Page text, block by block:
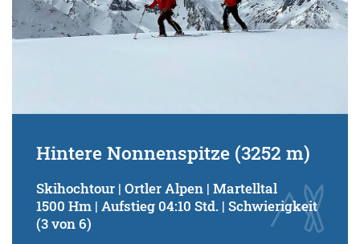
Hintere Nonnenspitze (3252 m)
Skihochtour | Ortler Alpen | Martelltal
1500 Hm | Aufstieg 04:10 Std. | Schwierigkeit
(3 von 6)